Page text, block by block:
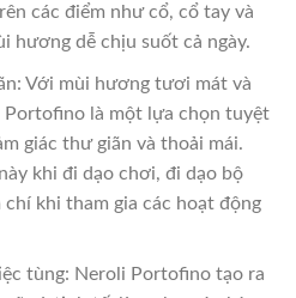
các điểm như cổ, cổ tay và
hương dễ chịu suốt cả ngày.
Với mùi hương tươi mát và
là một lựa chọn tuyệt
giác thư giãn và thoải mái.
khi đi dạo chơi, đi dạo bộ
khi tham gia các hoạt động
tùng: Neroli Portofino tạo ra